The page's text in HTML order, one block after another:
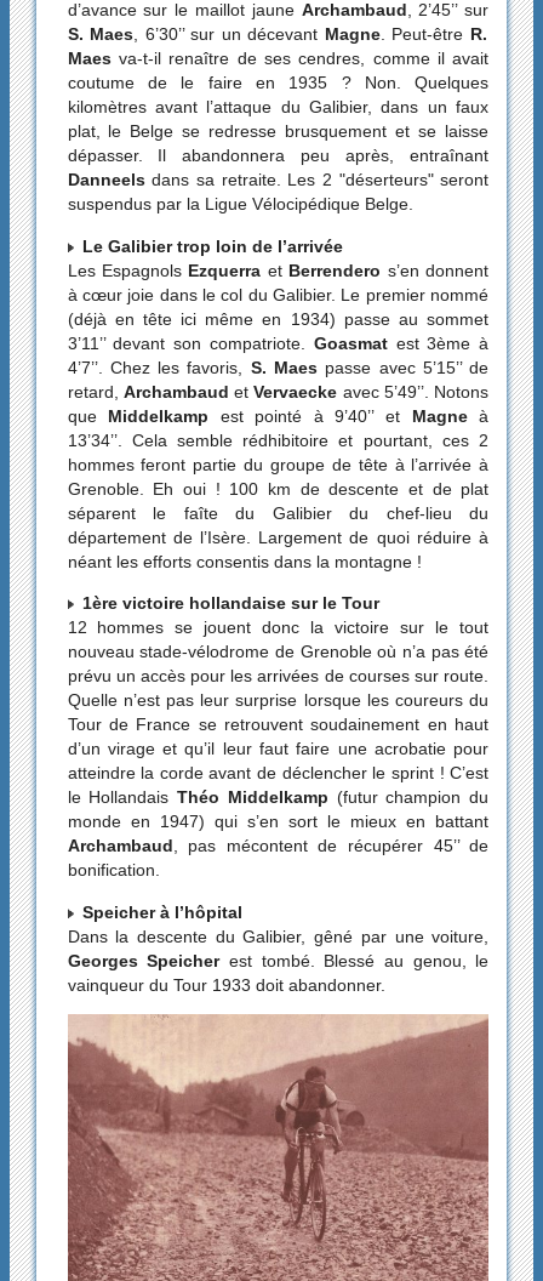
d’avance sur le maillot jaune Archambaud, 2’45’’ sur
S. Maes, 6’30’’ sur un décevant Magne. Peut-être R.
Maesva-t-il renaître de ses cendres, comme il avait
coutume de le faire en 1935 ? Non. Quelques
kilomètres avant l’attaque du Galibier, dans un faux
plat, le Belge se redresse brusquement et se laisse
dépasser. Il abandonnera peu après, entraînant
Danneelsdans sa retraite. Les 2 "déserteurs" seront
suspendus par la Ligue Vélocipédique Belge.
Le Galibier trop loin de l’arrivée
Les Espagnols Ezquerra et Berrendero s’en donnent
à cœur joie dans le col du Galibier. Le premier nommé
(déjà en tête ici même en 1934) passe au sommet
3’11’’ devant son compatriote. Goasmatest 3ème à
4’7’’. Chez les favoris, S. Maes passe avec 5’15’’ de
retard, Archambaud etVervaecke avec 5’49’’. Notons
que Middelkamp est pointé à 9’40’’ et Magneà
13’34’’. Cela semble rédhibitoire et pourtant, ces 2
hommes feront partie du groupe de tête à l’arrivée à
Grenoble. Eh oui ! 100 km de descente et de plat
séparent le faîte du Galibier du chef-lieu du
département de l’Isère. Largement de quoi réduire à
néant les efforts consentis dans la montagne !
1ère victoire hollandaise sur le Tour
12 hommes se jouent donc la victoire sur le tout
nouveau stade-vélodrome de Grenoble où n’a pas été
prévu un accès pour les arrivées de courses sur route.
Quelle n’est pas leur surprise lorsque les coureurs du
Tour de France se retrouvent soudainement en haut
d’un virage et qu’il leur faut faire une acrobatie pour
atteindre la corde avant de déclencher le sprint ! C’est
le HollandaisThéo Middelkamp (futur champion du
monde en 1947) qui s’en sort le mieux en battant
Archambaud, pas mécontent de récupérer 45’’ de
bonification.
Speicher à l’hôpital
Dans la descente du Galibier, gêné par une voiture,
Georges Speicherest tombé. Blessé au genou, le
vainqueur du Tour 1933 doit abandonner.